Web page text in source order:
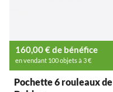
Pochette 6 rouleaux de
160,00 € de bénéfice
en vendant 100 objets à 3 €